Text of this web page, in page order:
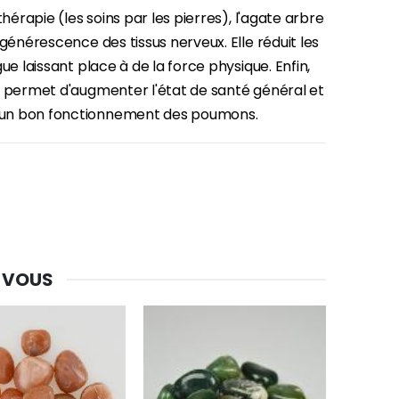
Une bougie 150 gr et votre Prière déposées à Lourdes
€10.00 €7.00
-20%
Eau de Lourdes 1 Litre
€7.90
(les soins par les pierres), l'agate arbre
des tissus nerveux. Elle réduit les
laissant place à de la force physique. Enfin,
d'augmenter l'état de santé général et
bon fonctionnement des poumons.